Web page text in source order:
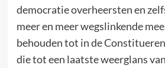
democratie overheersten en
meer en meer wegslinkende
behouden tot in de
die tot een laatste weerglans